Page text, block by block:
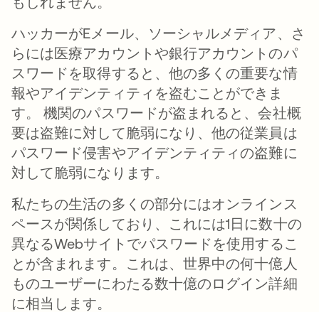
ハッカーがEメール、ソーシャルメディア、さ
らには医療アカウントや銀行アカウントのパ
スワードを取得すると、他の多くの重要な情
報やアイデンティティを盗むことができま
す。 機関のパスワードが盗まれると、会社概
要は盗難に対して脆弱になり、他の従業員は
パスワード侵害やアイデンティティの盗難に
対して脆弱になります。
私たちの生活の多くの部分にはオンラインス
ペースが関係しており、これには1日に数十の
異なるWebサイトでパスワードを使用するこ
とが含まれます。これは、世界中の何十億人
ものユーザーにわたる数十億のログイン詳細
に相当します。